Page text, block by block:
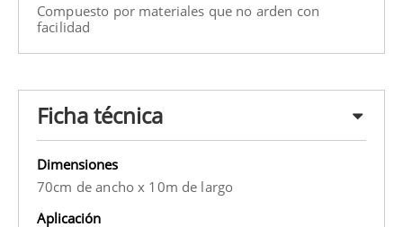
Compuesto por materiales que no arden con
facilidad
Ficha técnica
Dimensiones
70cm de ancho x 10m de largo
Aplicación